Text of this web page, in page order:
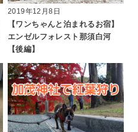
2019年12月8日
【ワンちゃんと泊まれるお宿】
エンゼルフォレスト那須白河
【後編】